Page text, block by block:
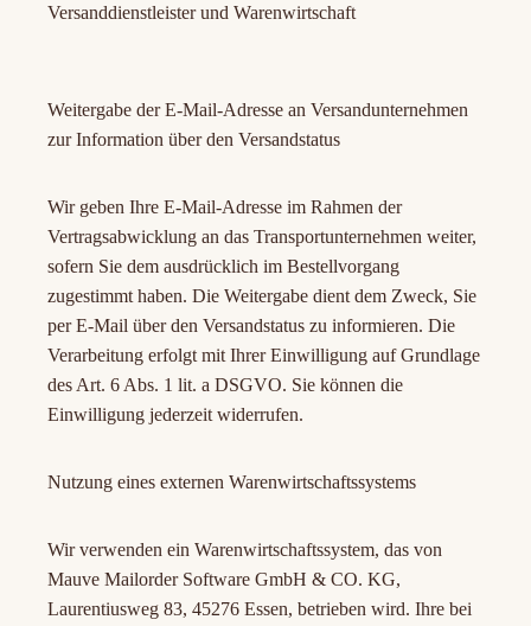
Versanddienstleister und Warenwirtschaft
Weitergabe der E-Mail-Adresse an Versandunternehmen
zur Information über den Versandstatus
Wir geben Ihre E-Mail-Adresse im Rahmen der
Vertragsabwicklung an das Transportunternehmen weiter,
sofern Sie dem ausdrücklich im Bestellvorgang
zugestimmt haben. Die Weitergabe dient dem Zweck, Sie
per E-Mail über den Versandstatus zu informieren. Die
Verarbeitung erfolgt mit Ihrer Einwilligung auf Grundlage
des Art. 6 Abs. 1 lit. a DSGVO. Sie können die
Einwilligung jederzeit widerrufen.
Nutzung eines externen Warenwirtschaftssystems
Wir verwenden ein Warenwirtschaftssystem, das von
Mauve Mailorder Software GmbH & CO. KG,
Laurentiusweg 83, 45276 Essen, betrieben wird. Ihre bei